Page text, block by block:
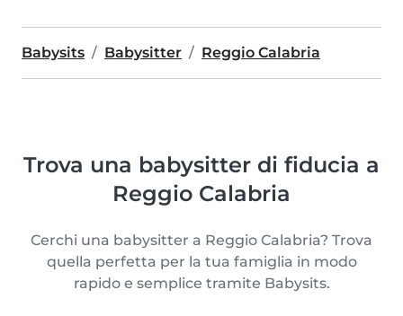
Babysits Babysitter Reggio Calabria
Trova una babysitter di fiducia a
Reggio Calabria
Cerchi una babysitter a Reggio Calabria? Trova
quella perfetta per la tua famiglia in modo
rapido e semplice tramite Babysits.